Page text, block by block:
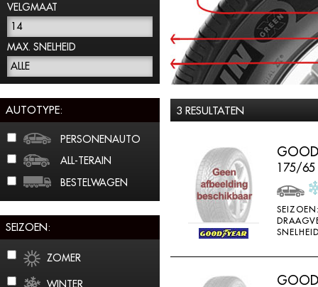
VELGMAAT
14
MAX. SNELHEID
ALLE
AUTOTYPE:
PERSONENAUTO
ALL-TERAIN
BESTELWAGEN
SEIZOEN:
ZOMER
WINTER
3 RESULTATEN
175/65